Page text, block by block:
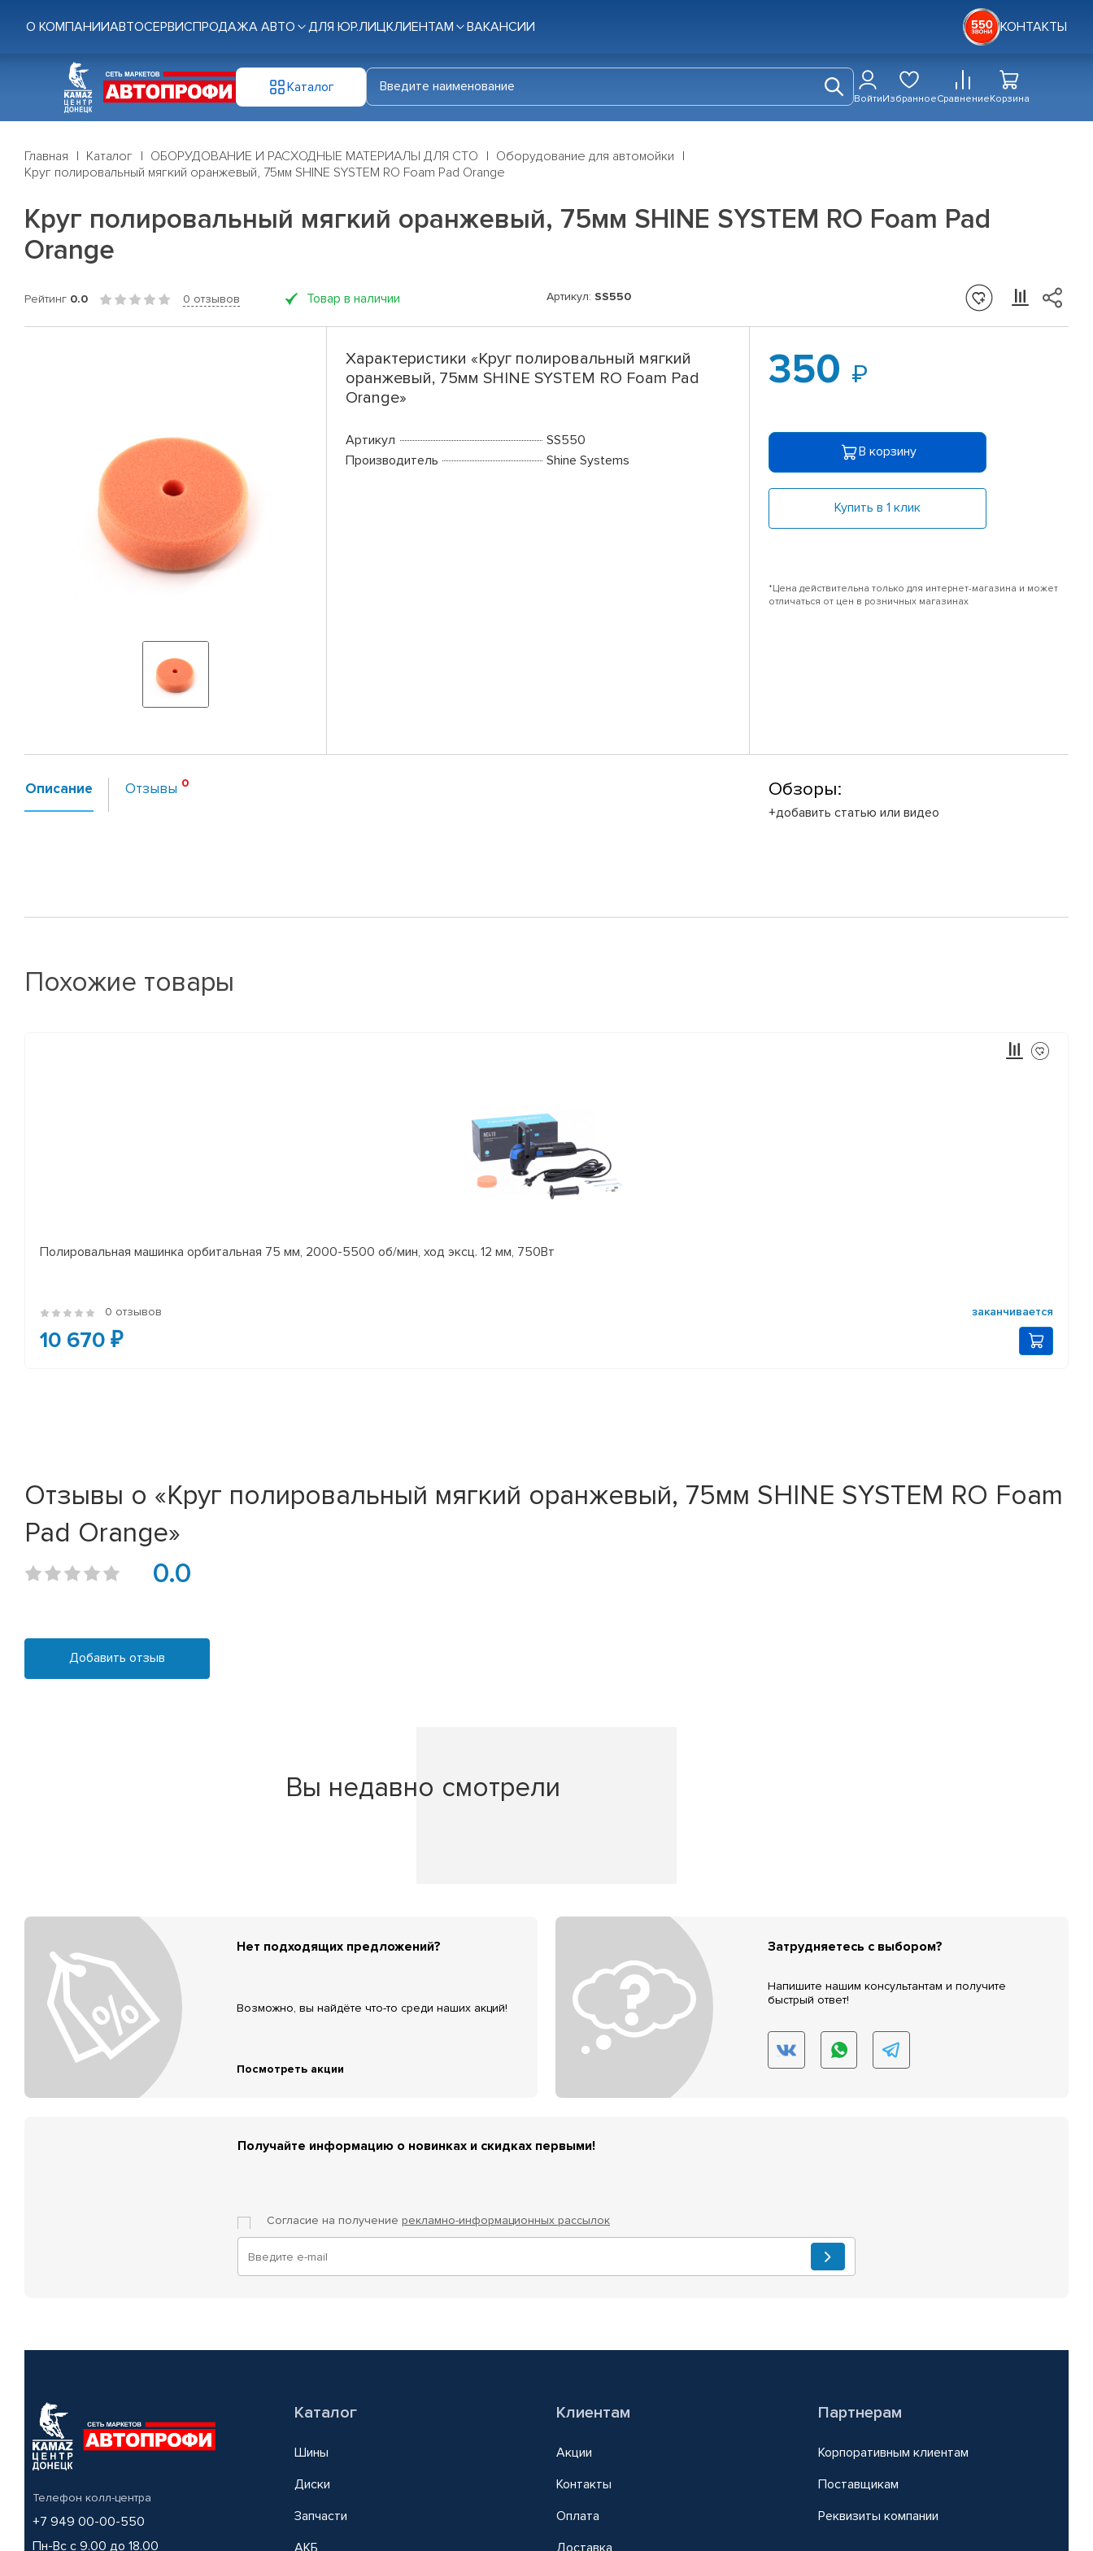
О КОМПАНИИАВТОСЕРВИСПРОДАЖА АВТО ДЛЯ ЮР.ЛИЦКЛИЕНТАМ ВАКАНСИИ КОНТАКТЫ
Каталог
ВойтиИзбранноеСравнениеКорзина
Главная Каталог ОБОРУДОВАНИЕ И РАСХОДНЫЕ МАТЕРИАЛЫ ДЛЯ СТО
Оборудование для автомойки
Круг полировальный мягкий оранжевый, 75мм SHINE SYSTEM RO Foam Pad Orange
Круг полировальный мягкий оранжевый, 75мм SHINE SYSTEM RO Foam Pad
Orange
Рейтинг 0.0 0 отзывов Товар в наличии Артикул: SS550
Характеристики «Круг полировальный мягкий
оранжевый, 75мм SHINE SYSTEM RO Foam Pad
Orange»
Артикул
SS550
Производитель
Shine Systems
350
В корзину
Купить в 1 клик
*Цена действительна только для интернет-магазина и может
отличаться от цен в розничных магазинах
Описание Отзывы Обзоры:
+добавить статью или видео
Похожие товары
Полировальная машинка орбитальная 75 мм, 2000-5500 об/мин, ход эксц. 12 мм, 750Вт
0 отзывов заканчивается
10 670 ₽
Отзывы о «Круг полировальный мягкий оранжевый, 75мм SHINE SYSTEM RO Foam
Pad Orange»
0.0
Добавить отзыв
Вы недавно смотрели
Нет подходящих предложений?
Возможно, вы найдёте что-то среди наших акций!
Посмотреть акции
Затрудняетесь с выбором?
Напишите нашим консультантам и получите
быстрый ответ!
Получайте информацию о новинках и скидках первыми!
Согласие на получение рекламно-информационных рассылок
Телефон колл-центра
+7 949 00-00-550
Пн-Вс с 9.00 до 18.00
Каталог
Шины
Диски
Запчасти
АКБ
Клиентам
Акции
Контакты
Оплата
Доставка
Партнерам
Корпоративным клиентам
Поставщикам
Реквизиты компании